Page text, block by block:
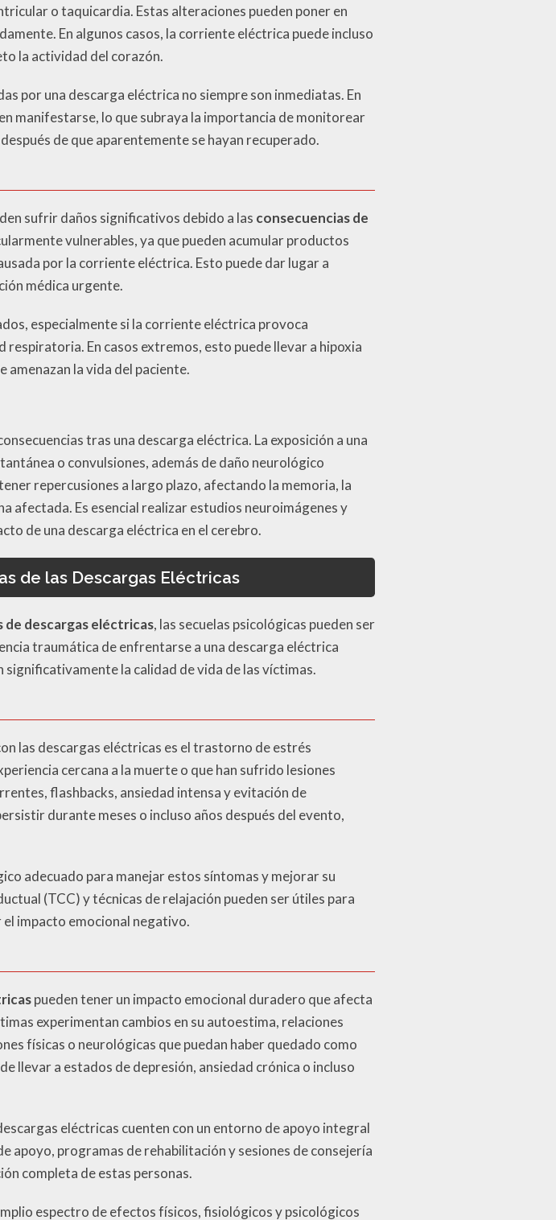
o taquicardia. Estas alteraciones pueden poner en
En algunos casos, la corriente eléctrica puede incluso
la actividad del corazón.
por una descarga eléctrica no siempre son inmediatas. En
manifestarse, lo que subraya la importancia de monitorear
de que aparentemente se hayan recuperado.
sufrir daños significativos debido a las consecuencias de
vulnerables, ya que pueden acumular productos
por la corriente eléctrica. Esto puede dar lugar a
médica urgente.
especialmente si la corriente eléctrica provoca
En casos extremos, esto puede llevar a hipoxia
la vida del paciente.
tras una descarga eléctrica. La exposición a una
o convulsiones, además de daño neurológico
repercusiones a largo plazo, afectando la memoria, la
afectada. Es esencial realizar estudios neuroimágenes y
de una descarga eléctrica en el cerebro.
de las Descargas Eléctricas
de descargas eléctricas, las secuelas psicológicas pueden ser
traumática de enfrentarse a una descarga eléctrica
la calidad de vida de las víctimas.
las descargas eléctricas es el trastorno de estrés
cercana a la muerte o que han sufrido lesiones
flashbacks, ansiedad intensa y evitación de
durante meses o incluso años después del evento,
adecuado para manejar estos síntomas y mejorar su
(TCC) y técnicas de relajación pueden ser útiles para
impacto emocional negativo.
pueden tener un impacto emocional duradero que afecta
experimentan cambios en su autoestima, relaciones
físicas o neurológicas que puedan haber quedado como
llevar a estados de depresión, ansiedad crónica o incluso
eléctricas cuenten con un entorno de apoyo integral
apoyo, programas de rehabilitación y sesiones de consejería
completa de estas personas.
espectro de efectos físicos, fisiológicos y psicológicos